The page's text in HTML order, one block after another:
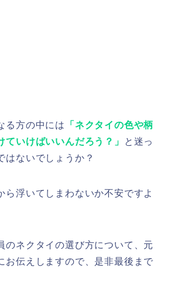
る方の中には
「ネクタイの色や柄
ていけばいいんだろう？」
と迷っ
はないでしょうか？
ら浮いてしまわないか不安ですよ
のネクタイの選び方について、元
お伝えしますので、是非最後まで